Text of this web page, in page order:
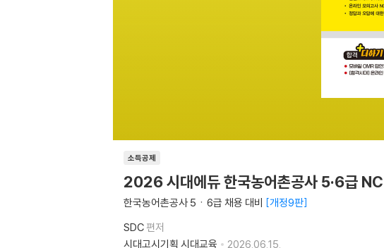
소득공제
2026 시대에듀 한국농어촌공사 5·6급
한국농어촌공사 5ㆍ6급 채용 대비 개정9판
SDC편저
시대고시기획 시대교육
2026.06.15.